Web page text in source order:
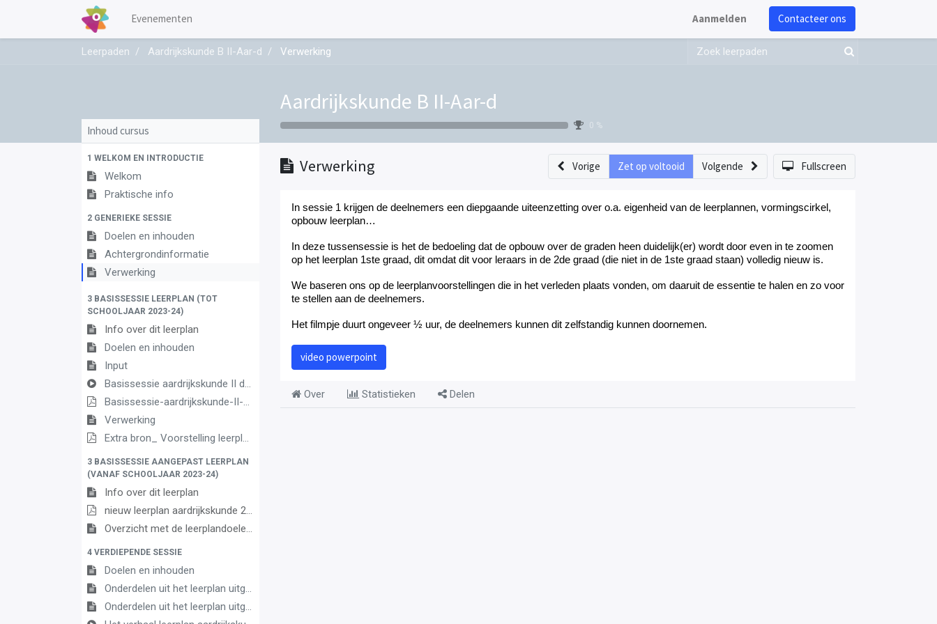
Evenementen Aanmelden Contacteer ons
Leerpaden Aardrijkskunde B II-Aar-d Verwerking
Aardrijkskunde B II-Aar-d
0 %
Inhoud cursus
1 WELKOM EN INTRODUCTIE
Welkom
Praktische info
2 GENERIEKE SESSIE
Doelen en inhouden
Achtergrondinformatie
Verwerking
3 BASISSESSIE LEERPLAN (TOT
SCHOOLJAAR 2023-24)
Info over dit leerplan
Doelen en inhouden
Input
Basissessie aardrijkskunde II dda3
Basissessie-aardrijkskunde-II-dda
Verwerking
Extra bron_ Voorstelling leerplan 1ste graad
3 BASISSESSIE AANGEPAST LEERPLAN
(VANAF SCHOOLJAAR 2023-24)
Info over dit leerplan
nieuw leerplan aardrijkskunde 2de graad
Overzicht met de leerplandoelen
4 VERDIEPENDE SESSIE
Doelen en inhouden
Onderdelen uit het leerplan uitgelicht (1)
Onderdelen uit het leerplan uitgelicht (2)
Verwerking Vorige Zet op voltooid Volgende Fullscreen
In sessie 1 krijgen de deelnemers een diepgaande uiteenzetting over o.a. eigenheid van de leerplannen, vormingscirkel,
opbouw leerplan…
In deze tussensessie is het de bedoeling dat de opbouw over de graden heen duidelijk(er) wordt door even in te zoomen
op het leerplan 1ste graad, dit omdat dit voor leraars in de 2de graad (die niet in de 1ste graad staan) volledig nieuw is.
We baseren ons op de leerplanvoorstellingen die in het verleden plaats vonden, om daaruit de essentie te halen en zo voor
te stellen aan de deelnemers.
Het filmpje duurt ongeveer ½ uur, de deelnemers kunnen dit zelfstandig kunnen doornemen.
video powerpoint
Over Statistieken Delen